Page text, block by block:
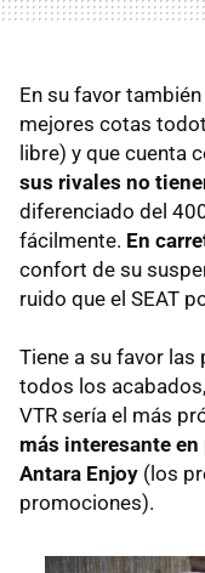
En su favor
mejores cotas
libre) y que cuenta
sus rivales no
diferenciado del
fácilmente. En
confort de su
ruido que el SEAT
Tiene a su favor las
todos los
VTR sería el más
más interesante
Antara Enjoy (los
promociones).